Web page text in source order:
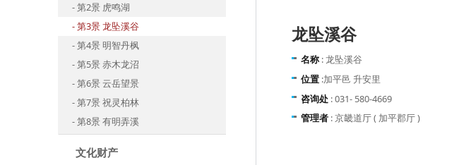
第2景 虎鸣湖
第3景 龙坠溪谷
第4景 明智丹枫
第5景 赤木龙沼
第6景 云岳望景
第7景 祝灵柏林
第8景 有明弄溪
文化财产
龙坠溪谷
名称: 龙坠溪谷
位置:加平邑 升安里
咨询处: 031- 580-4669
管理者: 京畿道厅 ( 加平郡厅 )